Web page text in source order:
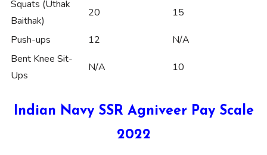
Squats (Uthak
Baithak)
20 15
Push-ups 12
N/A
Bent Knee Sit-
Ups
N/A 10
Indian Navy SSR Agniveer Pay Scale
2022